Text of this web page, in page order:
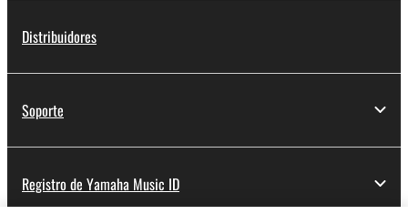
Distribuidores
Soporte
Registro de Yamaha Music ID